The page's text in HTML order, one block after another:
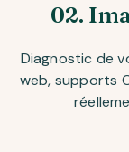
02.
Diagnostic de
web, supports